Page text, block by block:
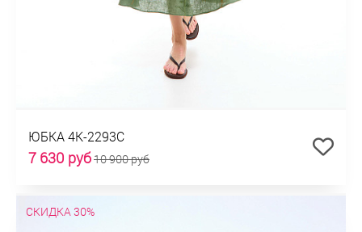
ЮБКА 4К-2293С
7 630 руб10 900 руб
СКИДКА 30%